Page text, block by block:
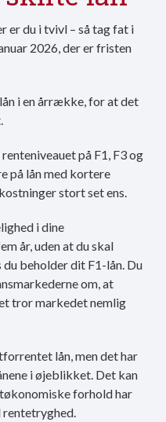
er du i tvivl – så tag fat i
2026, der er fristen
i en årrække, for at det
på F1, F3 og
på lån med kortere
stort set ens.
i dine
år, uden at du skal
beholder dit F1-lån. Du
om, at
tror markedet nemlig
lån, men det har
i øjeblikket. Det kan
forhold har
rentetryghed.